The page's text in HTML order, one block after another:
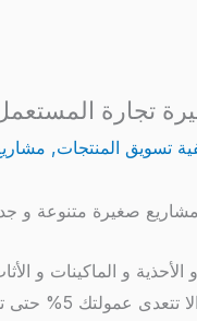
تجارة
تسويق المنتجات,
صغيرة متنوعة و
الأحذية و الماكينات و